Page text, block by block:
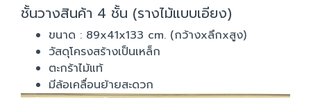
ชั้นวางสินค้า 4 ชั้น (รางไม้แบบเอียง)
ขนาด : 89x41x133 cm. (กว้างxลึกxสูง)
วัสดุโครงสร้างเป็นเหล็ก
ตะกร้าไม้แท้
มีล้อเคลื่อนย้ายสะดวก